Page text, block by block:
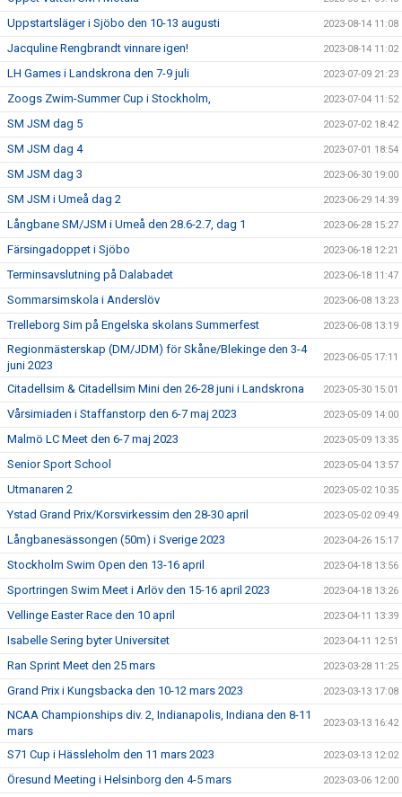
Uppstartsläger i Sjöbo den 10-13 augusti 2023-08-14 11:08
Jacquline Rengbrandt vinnare igen! 2023-08-14 11:02
LH Games i Landskrona den 7-9 juli 2023-07-09 21:23
Zoogs Zwim-Summer Cup i Stockholm, 2023-07-04 11:52
SM JSM dag 5 2023-07-02 18:42
SM JSM dag 4 2023-07-01 18:54
SM JSM dag 3 2023-06-30 19:00
SM JSM i Umeå dag 2 2023-06-29 14:39
Långbane SM/JSM i Umeå den 28.6-2.7, dag 1 2023-06-28 15:27
Färsingadoppet i Sjöbo 2023-06-18 12:21
Terminsavslutning på Dalabadet 2023-06-18 11:47
Sommarsimskola i Anderslöv 2023-06-08 13:23
Trelleborg Sim på Engelska skolans Summerfest 2023-06-08 13:19
Regionmästerskap (DM/JDM) för Skåne/Blekinge den 3-4
juni 2023
2023-06-05 17:11
Citadellsim & Citadellsim Mini den 26-28 juni i Landskrona 2023-05-30 15:01
Vårsimiaden i Staffanstorp den 6-7 maj 2023 2023-05-09 14:00
Malmö LC Meet den 6-7 maj 2023 2023-05-09 13:35
Senior Sport School 2023-05-04 13:57
Utmanaren 2 2023-05-02 10:35
Ystad Grand Prix/Korsvirkessim den 28-30 april 2023-05-02 09:49
Långbanesässongen (50m) i Sverige 2023 2023-04-26 15:17
Stockholm Swim Open den 13-16 april 2023-04-18 13:56
Sportringen Swim Meet i Arlöv den 15-16 april 2023 2023-04-18 13:26
Vellinge Easter Race den 10 april 2023-04-11 13:39
Isabelle Sering byter Universitet 2023-04-11 12:51
Ran Sprint Meet den 25 mars 2023-03-28 11:25
Grand Prix i Kungsbacka den 10-12 mars 2023 2023-03-13 17:08
NCAA Championships div. 2, Indianapolis, Indiana den 8-11
mars
2023-03-13 16:42
S71 Cup i Hässleholm den 11 mars 2023 2023-03-13 12:02
Öresund Meeting i Helsinborg den 4-5 mars 2023-03-06 12:00